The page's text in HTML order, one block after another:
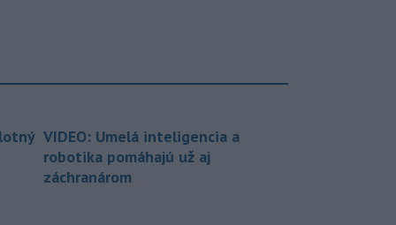
VIDEO: Umelá inteligencia a
robotika pomáhajú už aj
záchranárom